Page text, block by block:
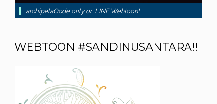
archipelaQode only on LINE Webtoon!
WEBTOON #SANDINUSANTARA!!